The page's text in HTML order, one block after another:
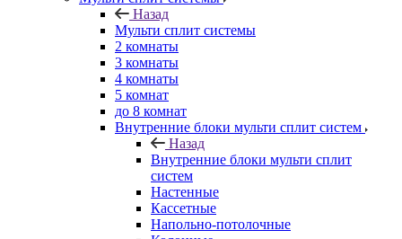
Назад
Мульти сплит системы
2 комнаты
3 комнаты
4 комнаты
5 комнат
до 8 комнат
Внутренние блоки мульти сплит систем
Назад
Внутренние блоки мульти сплит
систем
Настенные
Кассетные
Напольно-потолочные